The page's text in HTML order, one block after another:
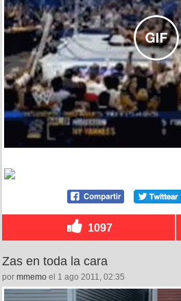
1097
Zas en toda la cara
por mmemo el 1 ago 2011, 02:35